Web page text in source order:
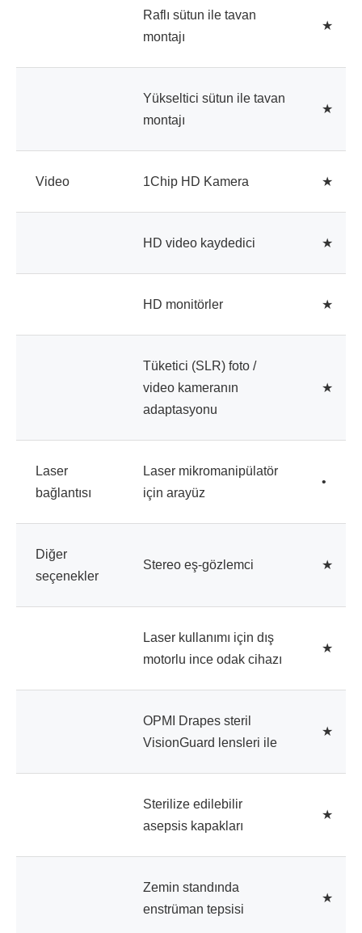
Raflı sütun ile tavan
montajı
★
Yükseltici sütun ile tavan
montajı
★
Video 1Chip HD Kamera ★
HD video kaydedici ★
HD monitörler ★
Tüketici (SLR) foto /
video kameranın
adaptasyonu
★
Laser
bağlantısı
Laser mikromanipülatör
için arayüz
•
Diğer
seçenekler
Stereo eş-gözlemci ★
Laser kullanımı için dış
motorlu ince odak cihazı
★
OPMI Drapes steril
VisionGuard lensleri ile
★
Sterilize edilebilir
asepsis kapakları
★
Zemin standında
enstrüman tepsisi
★